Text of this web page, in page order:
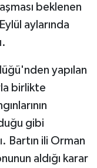
beklenen
aylarında
yapılan
birlikte
gibi
Bartın ili Orman
aldığı karar